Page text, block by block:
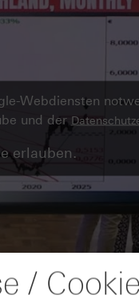
Webdiensten
und der
erlauben.
/